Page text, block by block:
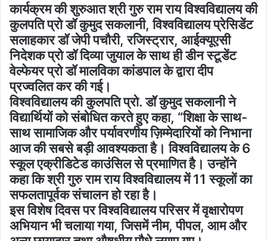
कार्यक्रम की शुरुआत श्री गुरु राम राय विश्वविद्यालय की
कुलपति प्रो डॉ कुमुद सकलानी, विश्वविद्यालय प्रेसिडेंट
सलाहकार डॉ जेपी पचौरी, रजिस्ट्रार, आईक्यूएसी
निदेशक प्रो डॉ दिव्या जुयाल के साथ ही डीन स्टूडेंट
वेल्फेयर प्रो डॉ मालविका कांडपाल के द्वारा दीप
प्रज्वलित कर की गई।
विश्वविद्यालय की कुलपति प्रो. डॉ कुमुद सकलानी ने
विद्यार्थियों को संबोधित करते हुए कहा, “शिक्षा के साथ-
साथ सामाजिक और पर्यावरणीय ज़िम्मेदारियों को निभाना
आज की सबसे बड़ी आवश्यकता है। विश्वविद्यालय के 6
स्कूल एक्रीडिटेड काउंसिल से प्रमाणित है। उन्होंने
कहा कि श्री गुरु राम राय विश्वविद्यालय में 11 स्कूलों का
सफलतापूर्वक संचालन हो रहा है।
इस विशेष दिवस पर विश्वविद्यालय परिसर में वृक्षारोपण
अभियान भी चलाया गया, जिसमें नीम, पीपल, आम और